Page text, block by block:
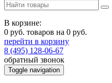
В корзине:
0 руб. товаров на 0 руб.
перейти в корзину
8 (495) 128-06-67
обратный звонок
Toggle navigation